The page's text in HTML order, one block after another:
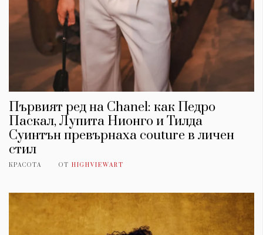
Първият ред на Chanel: как Педро
Паскал, Лупита Нионго и Тилда
Суинтън превърнаха couture в личен
стил
КРАСОТА ОТ HIGHVIEWART